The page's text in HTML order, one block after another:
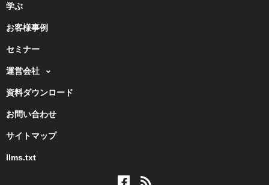
学ぶ
お客様事例
セミナー
運営会社
資料ダウンロード
お問い合わせ
サイトマップ
llms.txt